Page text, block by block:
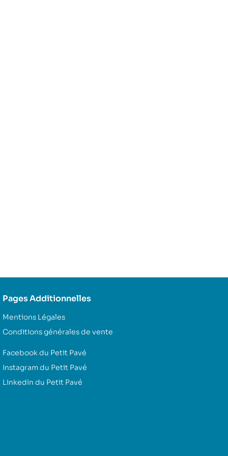
Pages Additionnelles
Mentions Légales
Conditions générales de vente
Facebook du Petit Pavé
Instagram du Petit Pavé
LinkedIn du Petit Pavé